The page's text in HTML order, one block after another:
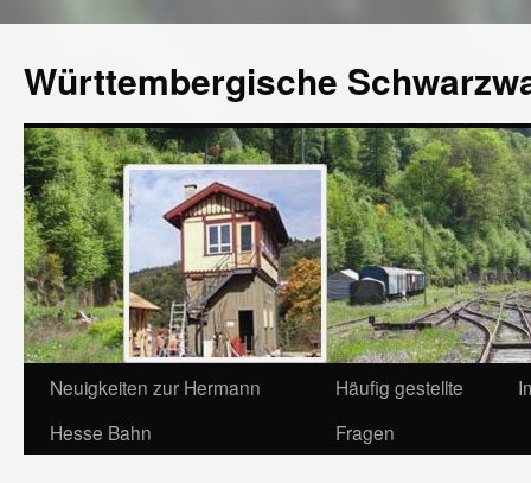
Württembergische
Neuigkeiten zur Hermann
Hesse Bahn
Häufig gestellte
Fragen